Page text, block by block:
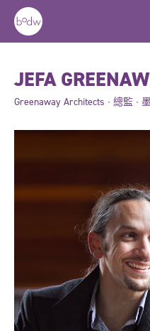
JEFA
Greenaway Architects ∙ 總監 ∙